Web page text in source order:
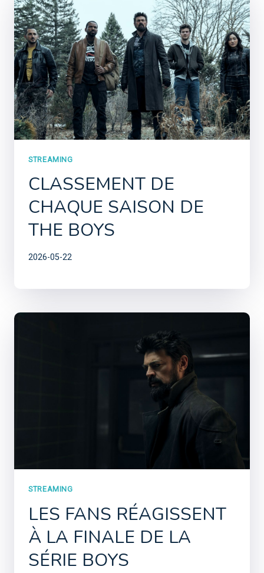
STREAMING
CLASSEMENT DE
CHAQUE SAISON DE
THE BOYS
2026-05-22
STREAMING
LES FANS RÉAGISSENT
À LA FINALE DE LA
SÉRIE BOYS